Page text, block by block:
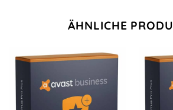
ÄHNLICHE